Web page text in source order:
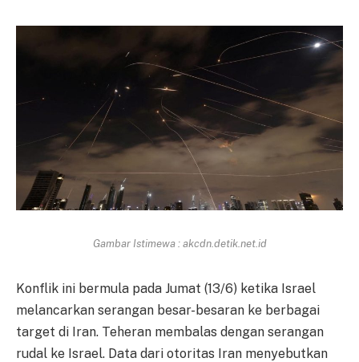
Gambar Istimewa : akcdn.detik.net.id
Konflik ini bermula pada Jumat (13/6) ketika Israel
melancarkan serangan besar-besaran ke berbagai
target di Iran. Teheran membalas dengan serangan
rudal ke Israel. Data dari otoritas Iran menyebutkan